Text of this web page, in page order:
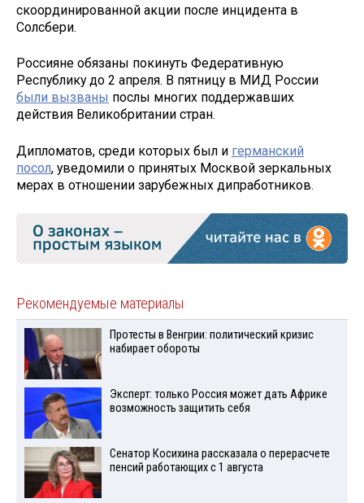
скоординированной акции после инцидента в
Солсбери.
Россияне обязаны покинуть Федеративную
Республику до 2 апреля. В пятницу в МИД России
были вызваны послы многих поддержавших
действия Великобритании стран.
Дипломатов, среди которых был и германский
посол, уведомили о принятых Москвой зеркальных
мерах в отношении зарубежных дипработников.
Рекомендуемые материалы
Протесты в Венгрии: политический кризис
набирает обороты
Эксперт: только Россия может дать Африке
возможность защитить себя
Сенатор Косихина рассказала о перерасчете
пенсий работающих с 1 августа